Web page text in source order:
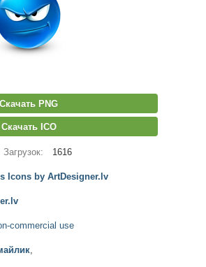
Скачать PNG
Скачать ICO
Загрузок: 1616
Icons by ArtDesigner.lv
commercial use
,